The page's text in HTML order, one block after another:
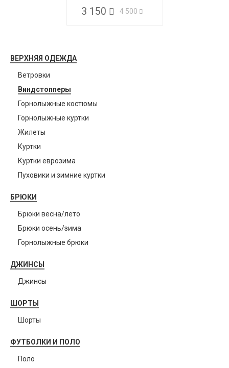
ВЕРХНЯЯ ОДЕЖДА
Ветровки
Виндстопперы
Горнолыжные костюмы
Горнолыжные куртки
Жилеты
Куртки
Куртки еврозима
Пуховики и зимние куртки
БРЮКИ
Брюки весна/лето
Брюки осень/зима
Горнолыжные брюки
ДЖИНСЫ
Джинсы
ШОРТЫ
Шорты
ФУТБОЛКИ И ПОЛО
Поло
3 150 4 500